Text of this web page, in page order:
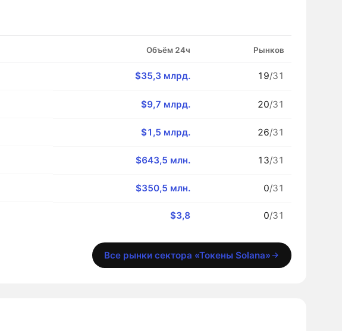
Объём 24ч Рынков
$35,3 млрд. 19/31
$9,7 млрд. 20/31
$1,5 млрд. 26/31
$643,5 млн. 13/31
$350,5 млн. 0/31
$3,8 0/31
Все рынки сектора «Токены Solana»